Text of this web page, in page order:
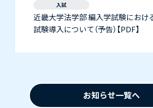
入試
近畿大学法学部 編入学試験におけ
試験導入について（予告）【PDF】
お知らせ一覧へ